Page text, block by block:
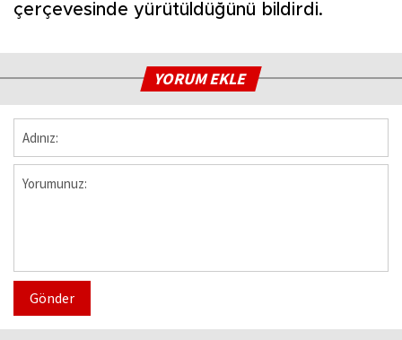
çerçevesinde yürütüldüğünü bildirdi.
YORUM EKLE
Gönder